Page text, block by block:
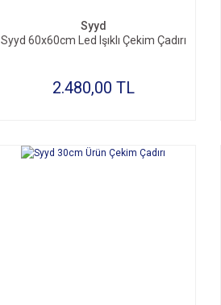
Syyd
Syyd 60x60cm Led Işıklı Çekim Çadırı
2.480,00 TL